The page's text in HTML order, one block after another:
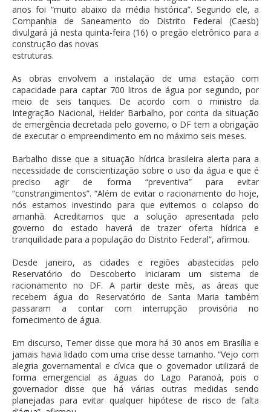
anos foi “muito abaixo da média histórica”. Segundo ele, a
Companhia de Saneamento do Distrito Federal (Caesb)
divulgará já nesta quinta-feira (16) o pregão eletrônico para a
construção das novas
estruturas.
As obras envolvem a instalação de uma estação com
capacidade para captar 700 litros de água por segundo, por
meio de seis tanques. De acordo com o ministro da
Integração Nacional, Helder Barbalho, por conta da situação
de emergência decretada pelo governo, o DF tem a obrigação
de executar o empreendimento em no máximo seis meses.
Barbalho disse que a situação hídrica brasileira alerta para a
necessidade de conscientização sobre o uso da água e que é
preciso agir de forma “preventiva” para evitar
“constrangimentos”. “Além de evitar o racionamento do hoje,
nós estamos investindo para que evitemos o colapso do
amanhã. Acreditamos que a solução apresentada pelo
governo do estado haverá de trazer oferta hídrica e
tranquilidade para a população do Distrito Federal”, afirmou.
Desde janeiro, as cidades e regiões abastecidas pelo
Reservatório do Descoberto iniciaram um sistema de
racionamento no DF. A partir deste mês, as áreas que
recebem água do Reservatório de Santa Maria também
passaram a contar com interrupção provisória no
fornecimento de água.
Em discurso, Temer disse que mora há 30 anos em Brasília e
jamais havia lidado com uma crise desse tamanho. “Vejo com
alegria governamental e cívica que o governador utilizará de
forma emergencial as águas do Lago Paranoá, pois o
governador disse que há várias outras medidas sendo
planejadas para evitar qualquer hipótese de risco de falta